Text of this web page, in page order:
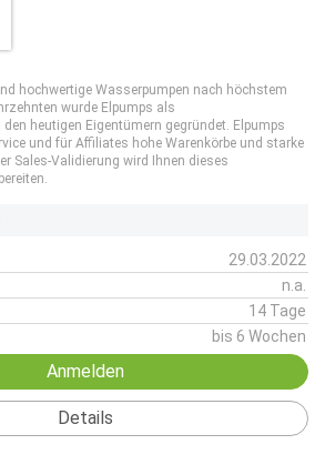
hochwertige Wasserpumpen nach höchstem
wurde Elpumps als
heutigen Eigentümern gegründet. Elpumps
und für Affiliates hohe Warenkörbe und starke
Sales-Validierung wird Ihnen dieses
29.03.2022
n.a.
14 Tage
bis 6 Wochen
Anmelden
Details